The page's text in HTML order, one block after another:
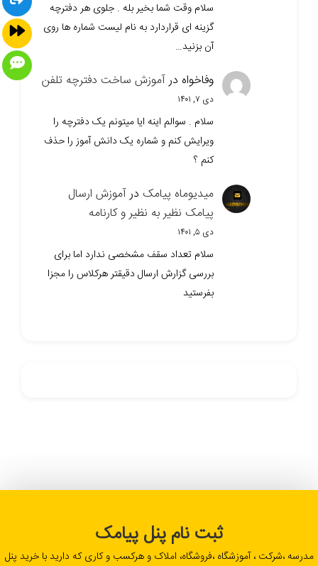
سلام وقت شما بخیر بله . جلوی هر دفترچه
گزینه ای قراردارد به نام لیست شماره ها روی
آن بزنید…
وفاخواه درآموزش ساخت دفترچه تلفن
دی ۷, ۱۴۰۱
سلام . سوالم اینه ایا میتونم یک دفترچه را
ویرایش کنم و شماره یک دانش آموز را حذف
کنم ؟
میدیوماه پیامک درآموزش ارسال
پیامک نظیر به نظیر و کارنامه
دی ۵, ۱۴۰۱
سلام تعداد سقف مشخصی ندارد اما برای
بررسی گزارش ارسال دقیقتر هرکلاس را مجزا
بفرستید
ثبت نام پنل پیامک
مدرسه ،شرکت ، آموزشگاه ،فروشگاه، املاک و هرکسب و کاری که دارید با خرید پنل